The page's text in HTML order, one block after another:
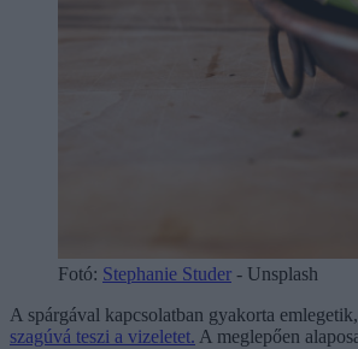
Fotó: Stephanie Studer - Unsplash
A spárgával kapcsolatban gyakorta
szagúvá teszi a vizeletet. A meglepően